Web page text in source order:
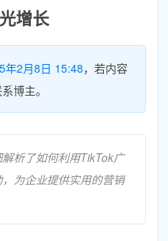
增长
年2月8日 15:48，若内容
博主。
析了如何利用TikTok广
为企业提供实用的营销